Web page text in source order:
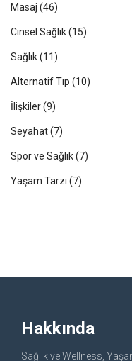
Masaj (46)
Cinsel Sağlık(15)
Sağlık(11)
Alternatif Tıp (10)
İlişkiler(9)
Seyahat(7)
Spor ve Sağlık(7)
Yaşam Tarzı (7)
Hakkında
Sağlık ve Wellness,